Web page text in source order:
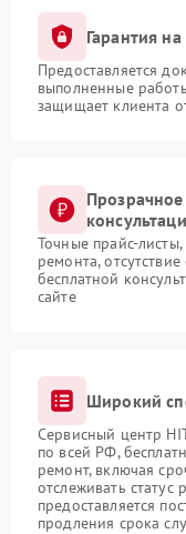
Гарантия
Предоставляется
выполненные
защищает клиента
Точные прайс-
ремонта,
бесплатной
сайте
Широкий
Сервисный центр
по всей РФ,
ремонт, включая
отслеживать
предоставляется
продления срока